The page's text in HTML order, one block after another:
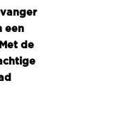
een
de